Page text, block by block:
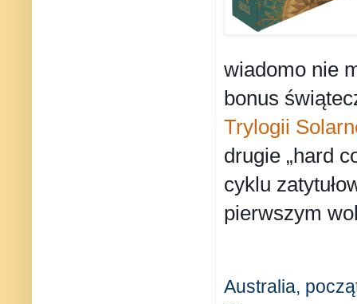
wiadomo nie
bonus
Trylogii
drugie „hard
cyklu
pierwszym
Australia,